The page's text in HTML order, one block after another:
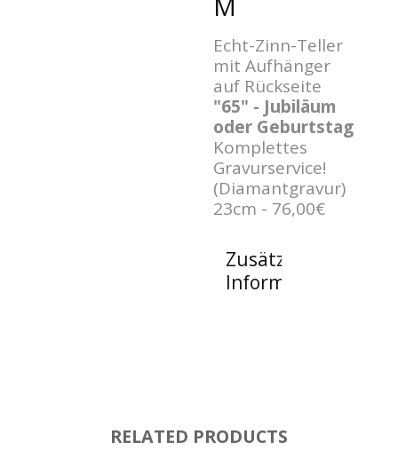
Echt-Zinn-Teller
mit Aufhänger
auf Rückseite
"65" - Jubiläum
oder Geburtstag
Komplettes
Gravurservice!
(Diamantgravur)
23cm - 76,00€
Zusätzliche
Informationen
RELATED PRODUCTS